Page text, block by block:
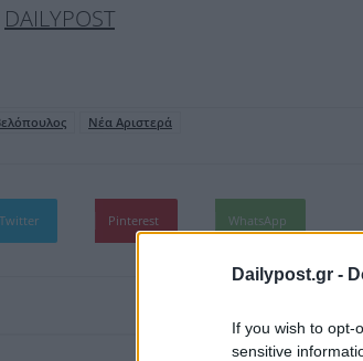
Dailypost.gr -
If you wish to opt-
sensitive
DAILYPOST
Νέα Αριστερά
Twitter Pinterest WhatsApp